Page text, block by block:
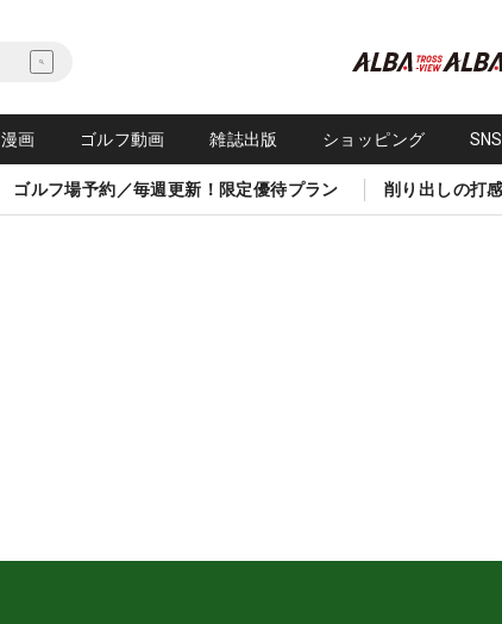
漫画 ゴルフ動画 雑誌出版 ショッピング
ゴルフ場予約／毎週更新！限定優待プラン 削り出しの打